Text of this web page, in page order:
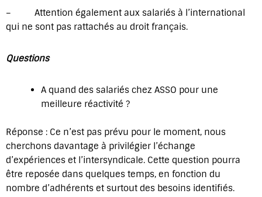
– Attention également aux salariés à l’international
qui ne sont pas rattachés au droit français.
Questions
A quand des salariés chez ASSO pour une
meilleure réactivité ?
Réponse : Ce n’est pas prévu pour le moment, nous
cherchons davantage à privilégier l’échange
d’expériences et l’intersyndicale. Cette question pourra
être reposée dans quelques temps, en fonction du
nombre d’adhérents et surtout des besoins identifiés.